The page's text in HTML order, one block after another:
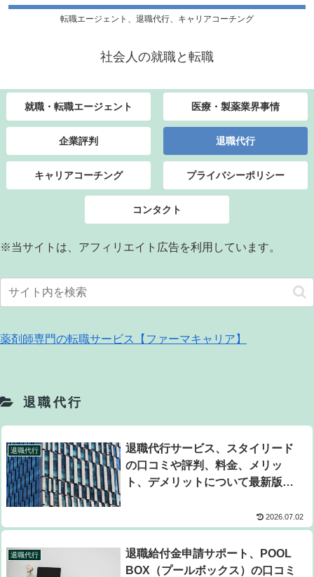
転職エージェント、退職代行、キャリアコーチング
社会人の就職と転職
就職・転職エージェント 医療・製薬業界事情
企業評判 退職代行
キャリアコーチング プライバシーポリシー
コンタクト
※当サイトは、アフィリエイト広告を利用しています。
薬剤師専門の転職サービス【ファーマキャリア】
退職代行
退職代行
退職代行サービス、スタイリード
の口コミや評判、料金、メリッ
ト、デメリットについて最新版を
2026.07.02
退職代行
退職給付金申請サポート、POOL
BOX（プールボックス）の口コミ